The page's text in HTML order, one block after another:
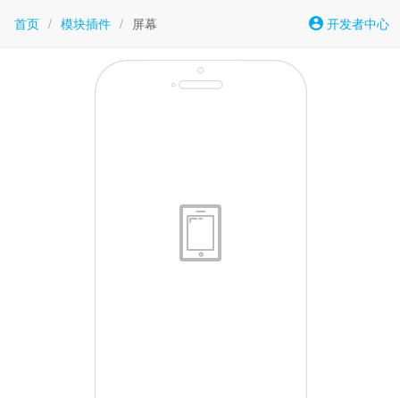
首页 / 模块插件 / 屏幕 开发者中心